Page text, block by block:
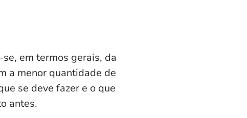
se, em termos gerais, da
a menor quantidade de
se deve fazer e o que
antes.